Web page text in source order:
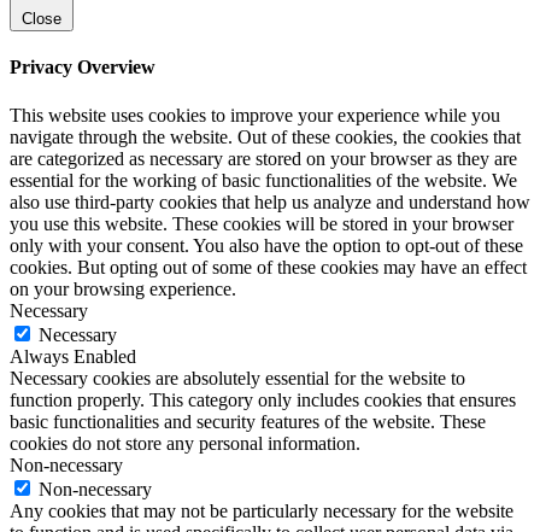
Close
Privacy Overview
This website uses cookies to improve your experience while you
navigate through the website. Out of these cookies, the cookies that
are categorized as necessary are stored on your browser as they are
essential for the working of basic functionalities of the website. We
also use third-party cookies that help us analyze and understand how
you use this website. These cookies will be stored in your browser
only with your consent. You also have the option to opt-out of these
cookies. But opting out of some of these cookies may have an effect
on your browsing experience.
Necessary
Necessary
Always Enabled
Necessary cookies are absolutely essential for the website to
function properly. This category only includes cookies that ensures
basic functionalities and security features of the website. These
cookies do not store any personal information.
Non-necessary
Non-necessary
Any cookies that may not be particularly necessary for the website